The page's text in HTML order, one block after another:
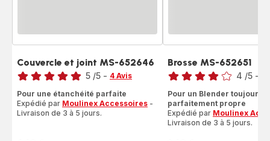
Couvercle et joint MS-652646
Note
5
étoiles
5 /5 - 4 Avis
Pour une étanchéité parfaite
Expédié par Moulinex Accessoires -
Livraison de 3 à 5 jours.
Brosse MS-652651
Note
4
étoiles
(moyenne)
4 /5 -
Pour un Blender toujours
parfaitement propre
Expédié par Moulinex
Livraison de 3 à 5 jours.